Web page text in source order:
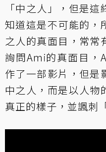
「中之人」，但是
知道這是不可能的，
之人的真面目，常常
詢問Ami的真面目，
作了一部影片，但是
中之人，而是以人物
真正的樣子，並諷刺